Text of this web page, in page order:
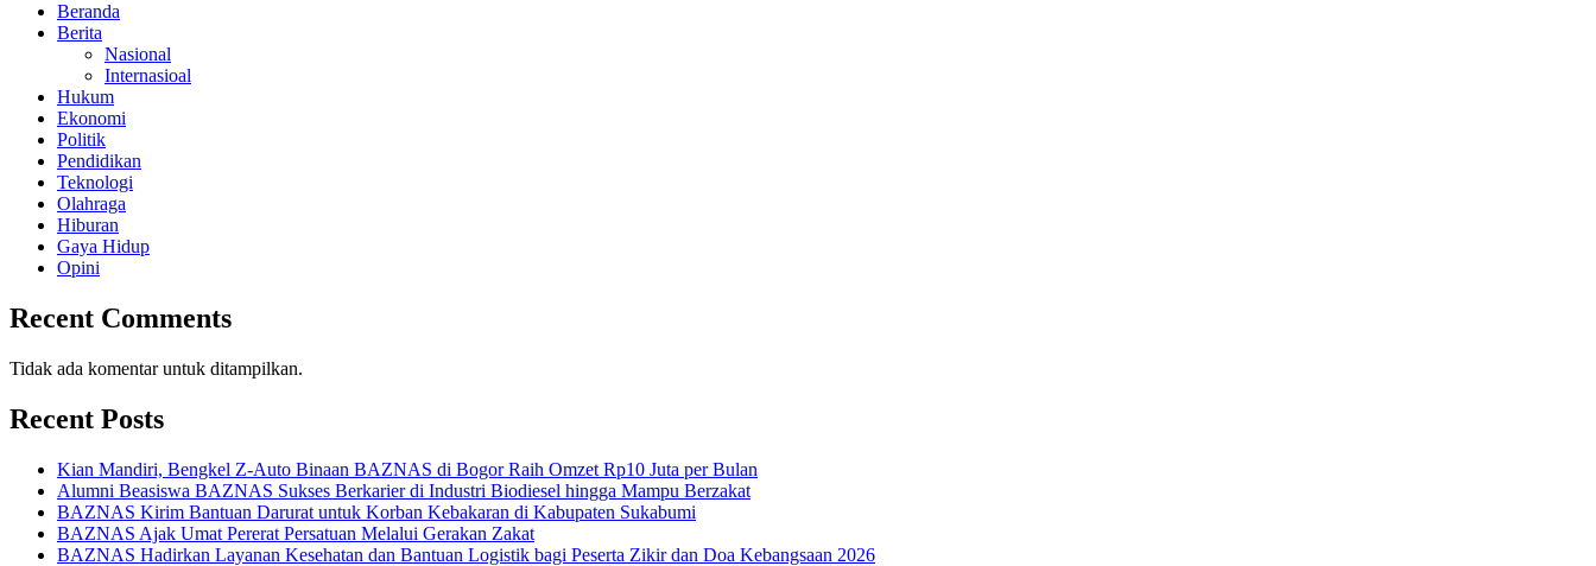
Beranda
Berita
Nasional
Internasioal
Hukum
Ekonomi
Politik
Pendidikan
Teknologi
Olahraga
Hiburan
Gaya Hidup
Opini
Recent Comments
Tidak ada komentar untuk ditampilkan.
Recent Posts
Kian Mandiri, Bengkel Z-Auto Binaan BAZNAS di Bogor Raih Omzet Rp10 Juta per Bulan
Alumni Beasiswa BAZNAS Sukses Berkarier di Industri Biodiesel hingga Mampu Berzakat
BAZNAS Kirim Bantuan Darurat untuk Korban Kebakaran di Kabupaten Sukabumi
BAZNAS Ajak Umat Pererat Persatuan Melalui Gerakan Zakat
BAZNAS Hadirkan Layanan Kesehatan dan Bantuan Logistik bagi Peserta Zikir dan Doa Kebangsaan 2026